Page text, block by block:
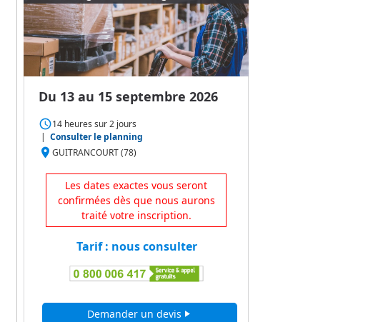
Du 13 au 15 septembre 2026
access_time14 heuressur2 jours
| Consulter le planning
placeGUITRANCOURT (78)
Les dates exactes vous seront
confirmées dès que nous aurons
traité votre inscription.
Tarif : nous consulter
Demander un devis play_arrow